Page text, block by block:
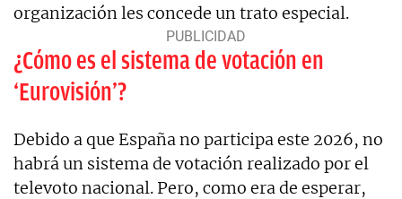
organización les concede un trato especial.
¿Cómo es el sistema de votación en
‘Eurovisión’?
Debido a que España no participa este 2026, no
habrá un sistema de votación realizado por el
televoto nacional. Pero, como era de esperar,